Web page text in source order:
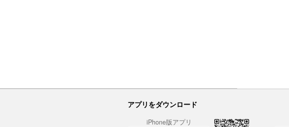
アプリをダウンロード
iPhone版アプリ